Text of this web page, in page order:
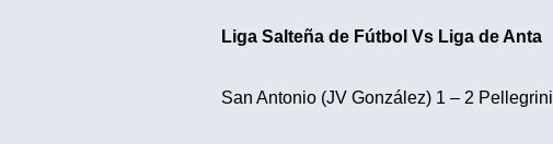
Liga Salteña de Fútbol Vs Liga de Anta
San Antonio (JV González) 1 – 2 Pellegrini